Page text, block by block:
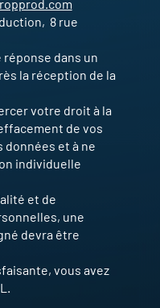
8 rue
dans un
la réception de la
votre droit à la
de vos
données et à ne
individuelle
et de
une
devra être
vous avez